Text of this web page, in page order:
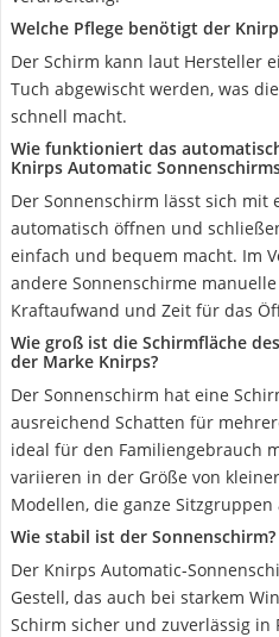
Welche Pflege benötigt der
Der Schirm kann laut Hersteller
Tuch abgewischt werden, was
schnell macht.
Wie funktioniert das
Knirps Automatic
Der Sonnenschirm lässt sich mit
automatisch öffnen und
einfach und bequem macht. Im
andere Sonnenschirme
Kraftaufwand und Zeit für das
Wie groß ist die Schirmfläche
der Marke Knirps?
Der Sonnenschirm hat eine
ausreichend Schatten für
ideal für den Familiengebrauch
variieren in der Größe von
Modellen, die ganze Sitzgruppen
Wie stabil ist der Sonnenschirm?
Der Knirps Automatic-
Gestell, das auch bei starkem
Schirm sicher und zuverlässig in